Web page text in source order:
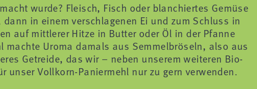
wurde? Fleisch, Fisch oder blanchiertes Gemüse
in einem verschlagenen Ei und zum Schluss in
auf mittlerer Hitze in Butter oder Öl in der Pfanne
machte Uroma damals aus Semmelbröseln, also aus
Getreide, das wir – neben unserem weiteren Bio-
unser Vollkorn-Paniermehl nur zu gern verwenden.